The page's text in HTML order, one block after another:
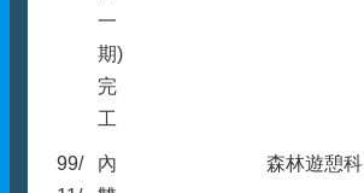
一
期)
完
工
99/
內
森林遊憩科